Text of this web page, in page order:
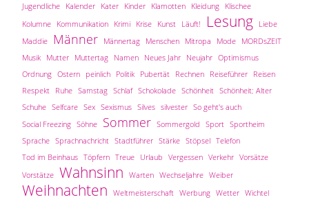
Jugendliche Kalender Kater Kinder Klamotten Kleidung Klischee
Kolumne Kommunikation Krimi Krise Kunst Läuft! Lesung Liebe
Maddie Männer Männertag Menschen Mitropa Mode MORDsZEIT
Musik Mutter Muttertag Namen Neues Jahr Neujahr Optimismus
Ordnung Ostern peinlich Politik Pubertät Rechnen Reiseführer Reisen
Respekt Ruhe Samstag Schlaf Schokolade Schönheit Schönheit; Alter
Schuhe Selfcare Sex Sexismus Silves silvester So geht's auch
Social Freezing Söhne Sommer Sommergold Sport Sportheim
Sprache Sprachnachricht Stadtführer Stärke Stöpsel Telefon
Tod im Beinhaus Töpfern Treue Urlaub Vergessen Verkehr Vorsätze
Vorstätze Wahnsinn Warten Wechseljahre Weiber
Weihnachten Weltmeisterschaft Werbung Wetter Wichtel